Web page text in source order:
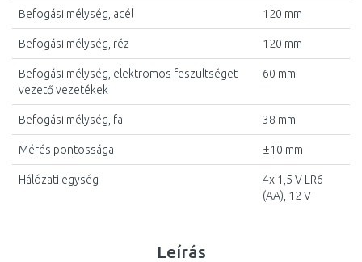
Leírás
Befogási mélység, acél 120 mm
Befogási mélység, réz 120 mm
Befogási mélység, elektromos feszültséget
vezető vezetékek
60 mm
Befogási mélység, fa 38 mm
Mérés pontossága ±10 mm
Hálózati egység
4x 1,5 V LR6
(AA), 12 V